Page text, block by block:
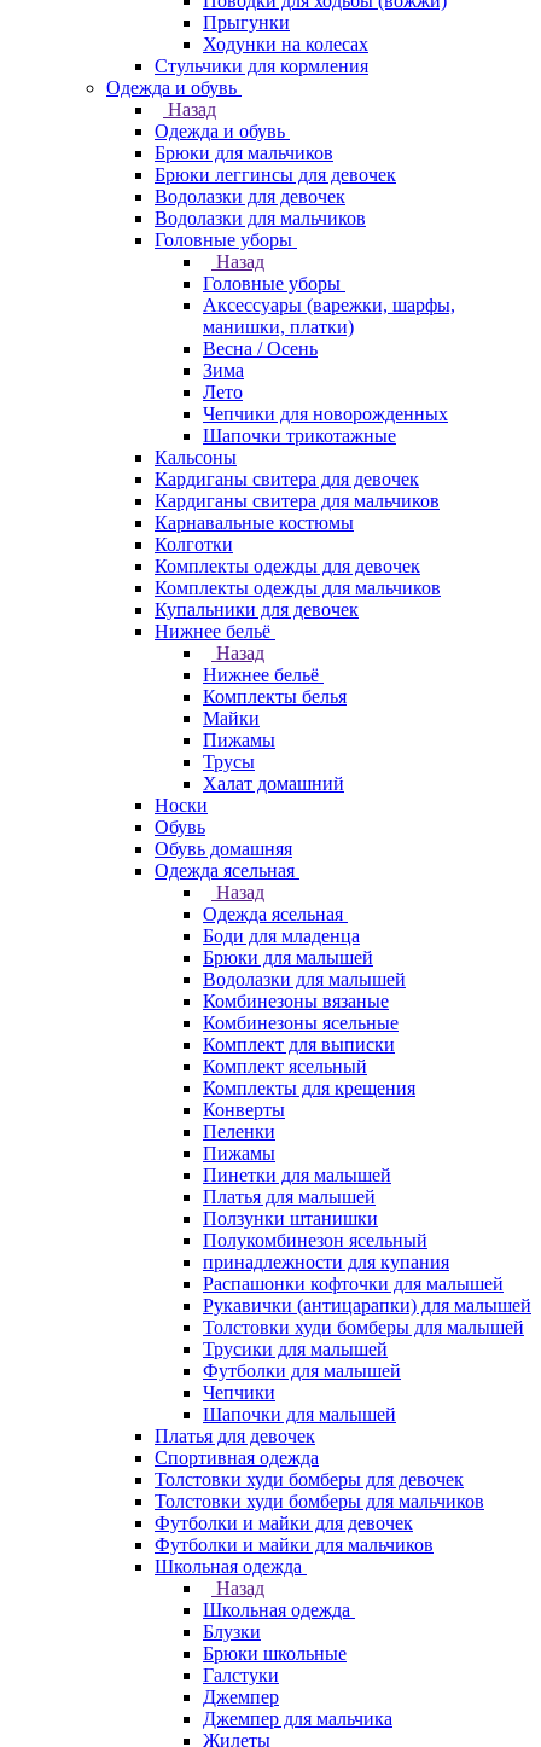
Прыгунки
Ходунки на колесах
Стульчики для кормления
Одежда и обувь
Назад
Одежда и обувь
Брюки для мальчиков
Брюки леггинсы для девочек
Водолазки для девочек
Водолазки для мальчиков
Головные уборы
Назад
Головные уборы
Аксессуары (варежки, шарфы,
манишки, платки)
Весна / Осень
Зима
Лето
Чепчики для новорожденных
Шапочки трикотажные
Кальсоны
Кардиганы свитера для девочек
Кардиганы свитера для мальчиков
Карнавальные костюмы
Колготки
Комплекты одежды для девочек
Комплекты одежды для мальчиков
Купальники для девочек
Нижнее бельё
Назад
Нижнее бельё
Комплекты белья
Майки
Пижамы
Трусы
Халат домашний
Носки
Обувь
Обувь домашняя
Одежда ясельная
Назад
Одежда ясельная
Боди для младенца
Брюки для малышей
Водолазки для малышей
Комбинезоны вязаные
Комбинезоны ясельные
Комплект для выписки
Комплект ясельный
Комплекты для крещения
Конверты
Пеленки
Пижамы
Пинетки для малышей
Платья для малышей
Ползунки штанишки
Полукомбинезон ясельный
принадлежности для купания
Распашонки кофточки для малышей
Рукавички (антицарапки) для малышей
Толстовки худи бомберы для малышей
Трусики для малышей
Футболки для малышей
Чепчики
Шапочки для малышей
Платья для девочек
Спортивная одежда
Толстовки худи бомберы для девочек
Толстовки худи бомберы для мальчиков
Футболки и майки для девочек
Футболки и майки для мальчиков
Школьная одежда
Назад
Школьная одежда
Блузки
Брюки школьные
Галстуки
Джемпер
Джемпер для мальчика
Жилеты